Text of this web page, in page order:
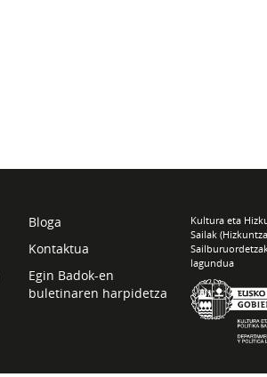
Bloga
Kontaktua
Egin Badok-en
buletinaren harpidetza
Kultura eta
Sailak
lagundua